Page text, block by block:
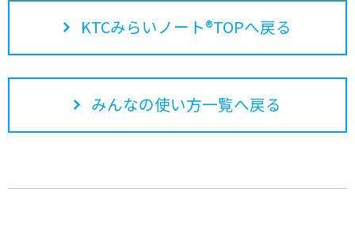
KTCみらいノート®TOPへ戻る
みんなの使い方一覧へ戻る